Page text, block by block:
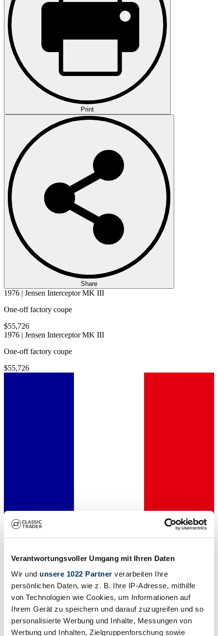
Verantwortungsvoller Umgang mit Ihren Daten
Wir und unsere 1022 Partner verarbeiten Ihre
persönlichen Daten, wie z. B. Ihre IP-Adresse, mithilfe
von Technologien wie Cookies, um Informationen auf
Ihrem Gerät zu speichern und darauf zuzugreifen und so
personalisierte Werbung und Inhalte, Messungen von
Werbung und Inhalten, Zielgruppenforschung sowie
Print
Share
1976 | Jensen Interceptor MK III
One-off factory coupe
$55,726
1976 | Jensen Interceptor MK III
One-off factory coupe
$55,726
Dealer